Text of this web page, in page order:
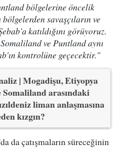
bölgelerine öncelik
savaşçıların ve
katıldığını görüyoruz.
ve Puntland aynı
kontrolüne geçecektir."
| Mogadişu, Etiyopya
Somaliland arasındaki
liman anlaşmasına
kızgın?
da çatışmaların süreceğinin